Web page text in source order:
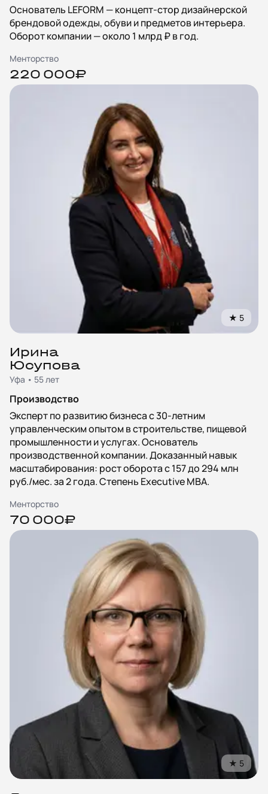
Основатель LEFORM — концепт-стор дизайнерской
брендовой одежды, обуви и предметов интерьера.
Оборот компании — около 1 млрд ₽ в год.
Менторство
220 000₽
★ 5
Ирина
Юсупова
Уфа • 55 лет
Производство
Эксперт по развитию бизнеса с 30-летним
управленческим опытом в строительстве, пищевой
промышленности и услугах. Основатель
производственной компании. Доказанный навык
масштабирования: рост оборота с 157 до 294 млн
руб./мес. за 2 года. Степень Executive MBA.
Менторство
70 000₽
★ 5